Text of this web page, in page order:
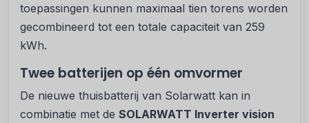
toepassingen kunnen maximaal tien torens worden
gecombineerd tot een totale capaciteit van 259
kWh.
Twee batterijen op één omvormer
De nieuwe thuisbatterij van Solarwatt kan in
combinatie met de SOLARWATT Inverter vision